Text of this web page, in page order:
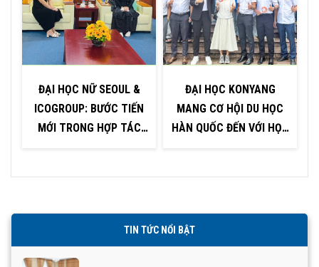
ĐẠI HỌC NỮ SEOUL &
ICOGROUP: BƯỚC TIẾN
MỚI TRONG HỢP TÁC
ĐẠI HỌC KONYANG
MANG CƠ HỘI DU HỌC
HÀN QUỐC ĐẾN VỚI HỌC
TIN TỨC NỔI BẬT